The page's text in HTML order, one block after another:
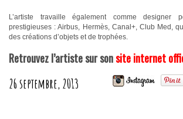
L’artiste travaille également comme designer
prestigieuses : Airbus, Hermès, Canal+, Club Med,
des créations d’objets et de trophées.
Retrouvez l’artiste sur sonsite internet
26 septembre, 2013